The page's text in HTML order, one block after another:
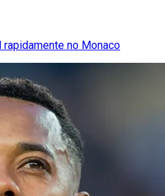
no Monaco